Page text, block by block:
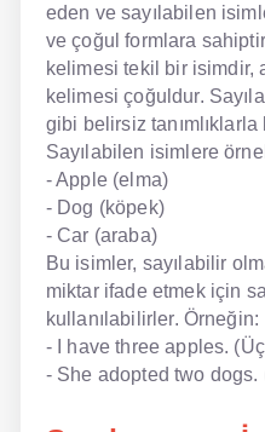
Tavsiyeler
Gizlilik Politikası
Bize Ulaşın
eden ve sayılabilen
ve çoğul formlara
kelimesi tekil bir isimdir,
kelimesi çoğuldur.
gibi belirsiz tanımlıklarla
Sayılabilen isimlere
- Apple (elma)
- Dog (köpek)
- Car (araba)
Bu isimler, sayılabilir
miktar ifade etmek için
kullanılabilirler. Örneğin:
- I have three apples.
- She adopted two